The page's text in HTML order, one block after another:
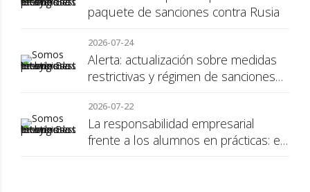
paquete de sanciones contra Rusia
2026-07-24
Alerta: actualización sobre medidas
restrictivas y régimen de sanciones
2026-07-22
La responsabilidad empresarial
frente a los alumnos en prácticas: el